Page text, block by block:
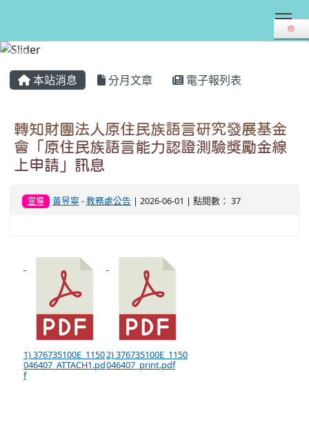
本站消息 分月文章 電子報列表
轉知財團法人原住民族語言研究發展基金
會「原住民族語言能力認證測驗獎勵金線
上申請」訊息
宣導 黃昱寧 -教務處公告 | 2026-06-01 | 點閱數： 37
1) 376735100E_1150
046407_ATTACH1.pd
f
2) 376735100E_1150
046407_print.pdf